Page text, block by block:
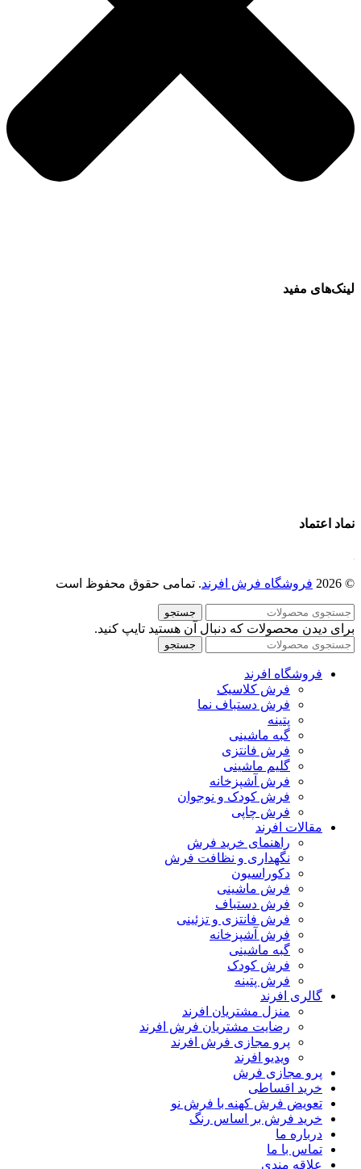
لینک‌های مفید
نماد اعتماد
© 2026 فروشگاه فرش افرند. تمامی حقوق محفوظ است
جستجو
برای دیدن محصولات که دنبال آن هستید تایپ کنید.
جستجو
فروشگاه افرند
فرش کلاسیک
فرش دستباف نما
پتینه
گبه ماشینی
فرش فانتزی
گلیم ماشینی
فرش آشپزخانه
فرش کودک و نوجوان
فرش چاپی
مقالات افرند
راهنمای خرید فرش
نگهداری و نظافت فرش
دکوراسیون
فرش ماشینی
فرش دستباف
فرش فانتزی و تزئینی
فرش آشپزخانه
گبه ماشینی
فرش کودک
فرش پتینه
گالری افرند
منزل مشتریان افرند
رضایت مشتریان فرش افرند
پرو مجازی فرش افرند
ویدیو افرند
پرو مجازی فرش
خرید اقساطی
تعویض فرش کهنه با فرش نو
خرید فرش بر اساس رنگ
درباره ما
تماس با ما
علاقه مندی